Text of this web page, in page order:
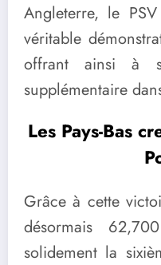
Angleterre, le
véritable
offrant ainsi à
supplémentaire
Les Pays-Bas
Grâce à cette
désormais
solidement la